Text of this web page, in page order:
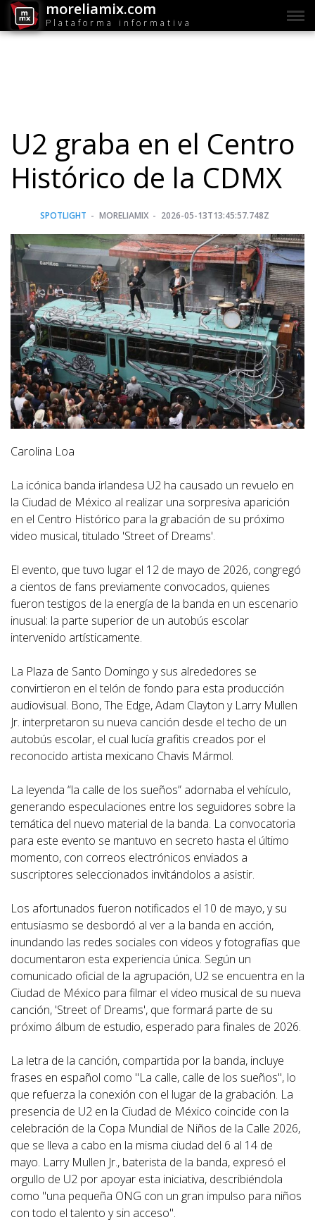
moreliamix.com
Plataforma informativa
U2 graba en el Centro
Histórico de la CDMX
SPOTLIGHT MORELIAMIX 2026-05-13T13:45:57.748Z
Carolina Loa
La icónica banda irlandesa U2 ha causado un revuelo en
la Ciudad de México al realizar una sorpresiva aparición
en el Centro Histórico para la grabación de su próximo
video musical, titulado 'Street of Dreams'.
El evento, que tuvo lugar el 12 de mayo de 2026, congregó
a cientos de fans previamente convocados, quienes
fueron testigos de la energía de la banda en un escenario
inusual: la parte superior de un autobús escolar
intervenido artísticamente.
La Plaza de Santo Domingo y sus alrededores se
convirtieron en el telón de fondo para esta producción
audiovisual. Bono, The Edge, Adam Clayton y Larry Mullen
Jr. interpretaron su nueva canción desde el techo de un
autobús escolar, el cual lucía grafitis creados por el
reconocido artista mexicano Chavis Mármol.
La leyenda “la calle de los sueños” adornaba el vehículo,
generando especulaciones entre los seguidores sobre la
temática del nuevo material de la banda. La convocatoria
para este evento se mantuvo en secreto hasta el último
momento, con correos electrónicos enviados a
suscriptores seleccionados invitándolos a asistir.
Los afortunados fueron notificados el 10 de mayo, y su
entusiasmo se desbordó al ver a la banda en acción,
inundando las redes sociales con videos y fotografías que
documentaron esta experiencia única. Según un
comunicado oficial de la agrupación, U2 se encuentra en la
Ciudad de México para filmar el video musical de su nueva
canción, 'Street of Dreams', que formará parte de su
próximo álbum de estudio, esperado para finales de 2026.
La letra de la canción, compartida por la banda, incluye
frases en español como "La calle, calle de los sueños", lo
que refuerza la conexión con el lugar de la grabación. La
presencia de U2 en la Ciudad de México coincide con la
celebración de la Copa Mundial de Niños de la Calle 2026,
que se lleva a cabo en la misma ciudad del 6 al 14 de
mayo. Larry Mullen Jr., baterista de la banda, expresó el
orgullo de U2 por apoyar esta iniciativa, describiéndola
como "una pequeña ONG con un gran impulso para niños
con todo el talento y sin acceso".